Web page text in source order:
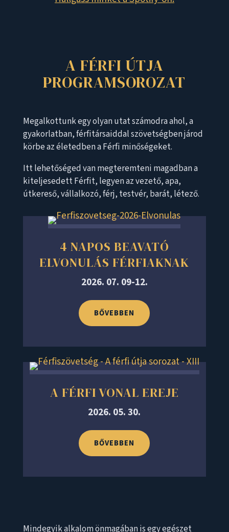
A FÉRFI ÚTJA
PROGRAMSOROZAT
Megalkottunk egy olyan utat számodra ahol, a
gyakorlatban, férfitársaiddal szövetségben járod
körbe az életedben a Férfi minőségeket.
Itt lehetőséged van megteremteni magadban a
kiteljesedett Férfit, legyen az vezető, apa,
útkereső, vállalkozó, férj, testvér, barát, létező.
4 NAPOS BEAVATÓ
ELVONULÁS FÉRFIAKNAK
2026. 07. 09-12.
BŐVEBBEN
A FÉRFI VONAL EREJE
2026. 05. 30.
BŐVEBBEN
Mindegyik alkalom önmagában is egy egészet